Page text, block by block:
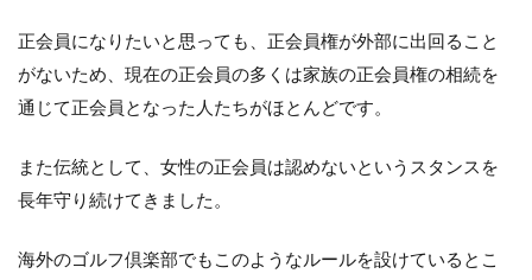
正会員になりたいと思っても、正会員権が外部に出回ること
がないため、現在の正会員の多くは家族の正会員権の相続を
通じて正会員となった人たちがほとんどです。
また伝統として、女性の正会員は認めないというスタンスを
長年守り続けてきました。
海外のゴルフ倶楽部でもこのようなルールを設けているとこ